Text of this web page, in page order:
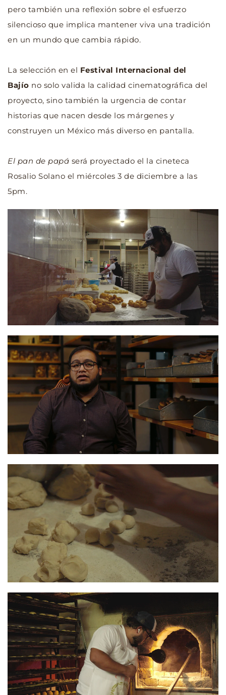
pero también una reflexión sobre el esfuerzo
silencioso que implica mantener viva una tradición
en un mundo que cambia rápido.
La selección en el Festival Internacional del
Bajío no solo valida la calidad cinematográfica del
proyecto, sino también la urgencia de contar
historias que nacen desde los márgenes y
construyen un México más diverso en pantalla.
El pan de papá será proyectado el la cineteca
Rosalio Solano el miércoles 3 de diciembre a las
5pm.